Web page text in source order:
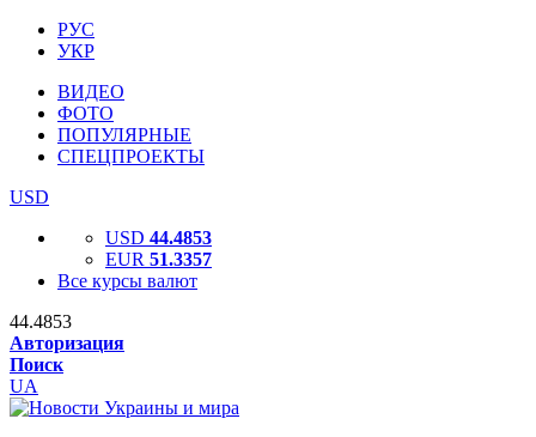
РУС
УКР
ВИДЕО
ФОТО
ПОПУЛЯРНЫЕ
СПЕЦПРОЕКТЫ
USD
USD 44.4853
EUR 51.3357
Все курсы валют
44.4853
Авторизация
Поиск
UA